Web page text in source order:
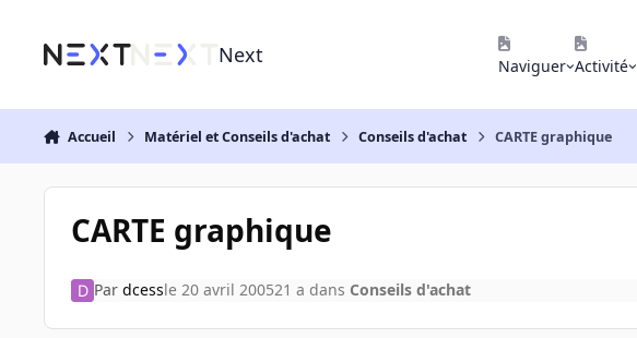
Next Naviguer Activité
Accueil Matériel et Conseils d'achat Conseils d'achat CARTE graphique
CARTE graphique
Par dcessle 20 avril 200521 a dans Conseils d'achat